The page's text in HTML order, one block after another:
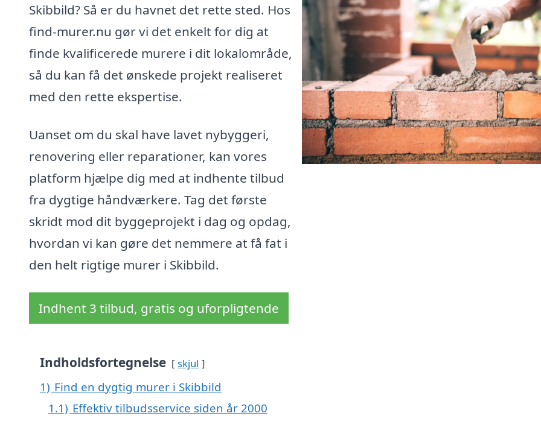
Skibbild? Så er du havnet det rette sted. Hos
find-murer.nu gør vi det enkelt for dig at
finde kvalificerede murere i dit lokalområde,
så du kan få det ønskede projekt realiseret
med den rette ekspertise.
Uanset om du skal have lavet nybyggeri,
renovering eller reparationer, kan vores
platform hjælpe dig med at indhente tilbud
fra dygtige håndværkere. Tag det første
skridt mod dit byggeprojekt i dag og opdag,
hvordan vi kan gøre det nemmere at få fat i
den helt rigtige murer i Skibbild.
Indhent 3 tilbud, gratis og uforpligtende
Indholdsfortegnelse skjul
1) Find en dygtig murer i Skibbild
1.1) Effektiv tilbudsservice siden år 2000